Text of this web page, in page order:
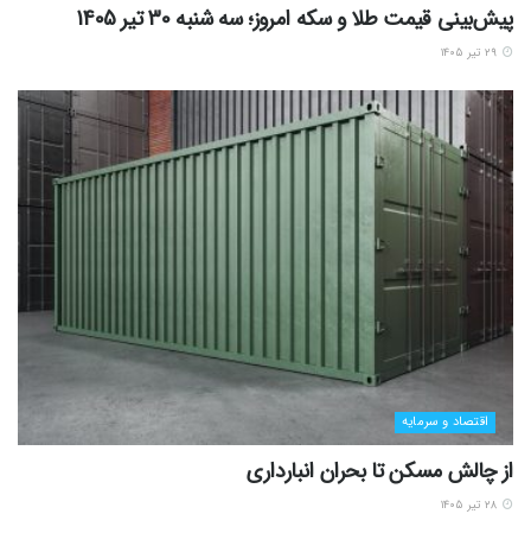
پیش‌بینی قیمت طلا و سکه امروز؛ سه شنبه 30 تیر 1405
اقتصاد و سرمایه
از چالش مسکن تا بحران انبارداری